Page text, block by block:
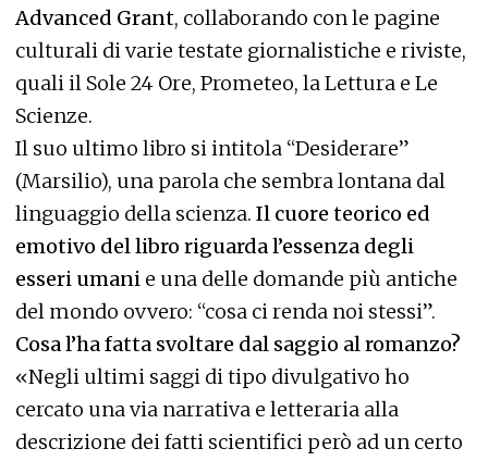
Advanced Grant, collaborando con le pagine
culturali di varie testate giornalistiche e riviste,
quali il Sole 24 Ore, Prometeo, la Lettura e Le
Scienze.
Il suo ultimo libro si intitola “Desiderare”
(Marsilio), una parola che sembra lontana dal
linguaggio della scienza. Il cuore teorico ed
emotivo del libro riguarda l’essenza degli
esseri umani e una delle domande più antiche
del mondo ovvero: “cosa ci renda noi stessi”.
Cosa l’ha fatta svoltare dal saggio al romanzo?
«Negli ultimi saggi di tipo divulgativo ho
cercato una via narrativa e letteraria alla
descrizione dei fatti scientifici però ad un certo